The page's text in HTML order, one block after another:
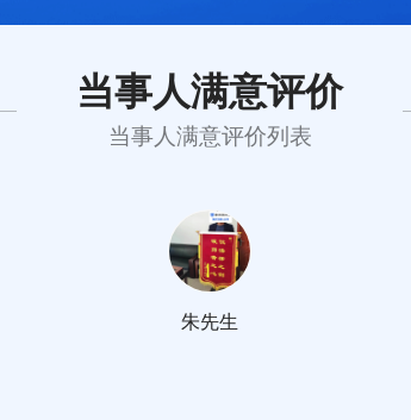
当事人满意评价
当事人满意评价列表
朱先生